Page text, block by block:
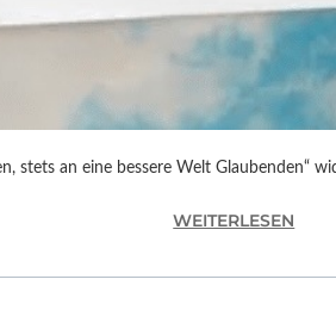
stets an eine bessere Welt Glaubenden“
WEITERLESEN
L